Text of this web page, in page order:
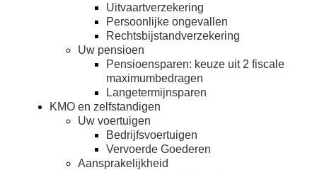
Uitvaartverzekering
Persoonlijke ongevallen
Rechtsbijstandverzekering
Uw pensioen
Pensioensparen: keuze uit 2 fiscale
maximumbedragen
Langetermijnsparen
KMO en zelfstandigen
Uw voertuigen
Bedrijfsvoertuigen
Vervoerde Goederen
Aansprakelijkheid